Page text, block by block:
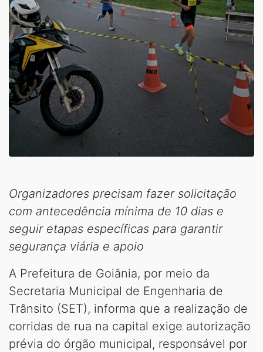
Organizadores precisam fazer solicitação
com antecedência mínima de 10 dias e
seguir etapas específicas para garantir
segurança viária e apoio
A Prefeitura de Goiânia, por meio da
Secretaria Municipal de Engenharia de
Trânsito (SET), informa que a realização de
corridas de rua na capital exige autorização
prévia do órgão municipal, responsável por